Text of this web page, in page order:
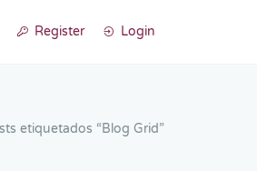
Register Login
etiquetados “Blog Grid”